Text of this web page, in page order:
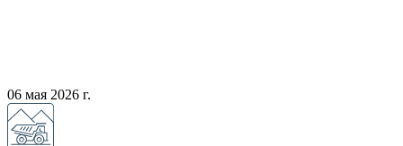
06 мая 2026 г.